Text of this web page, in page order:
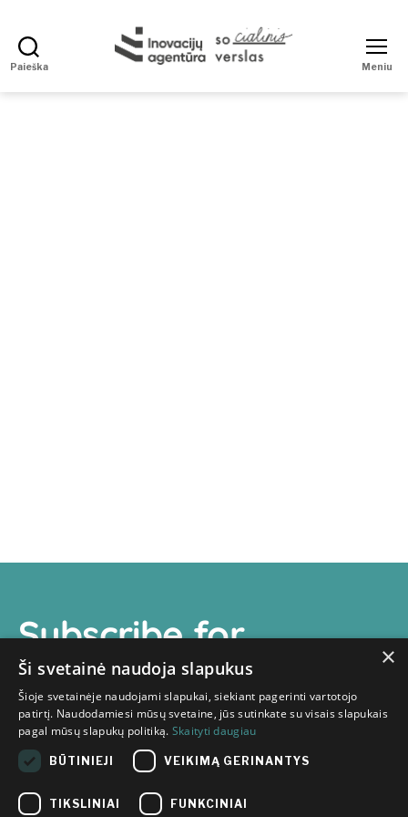
Paieška
Enterprise
Meniu
Subscribe for
newsletter
I have read the information
provided in theInnovation
×
Ši svetainė naudoja slapukus
Šioje svetainėje naudojami slapukai, siekiant pagerinti vartotojo
patirtį. Naudodamiesi mūsų svetaine, jūs sutinkate su visais slapukais
pagal mūsų slapukų politiką. Skaityti daugiau
BŪTINIEJI VEIKIMĄ GERINANTYS
TIKSLINIAI FUNKCINIAI